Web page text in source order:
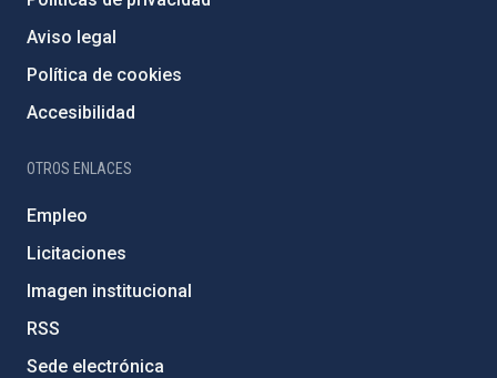
Aviso legal
Política de cookies
Accesibilidad
OTROS ENLACES
Empleo
Licitaciones
Imagen institucional
RSS
Sede electrónica